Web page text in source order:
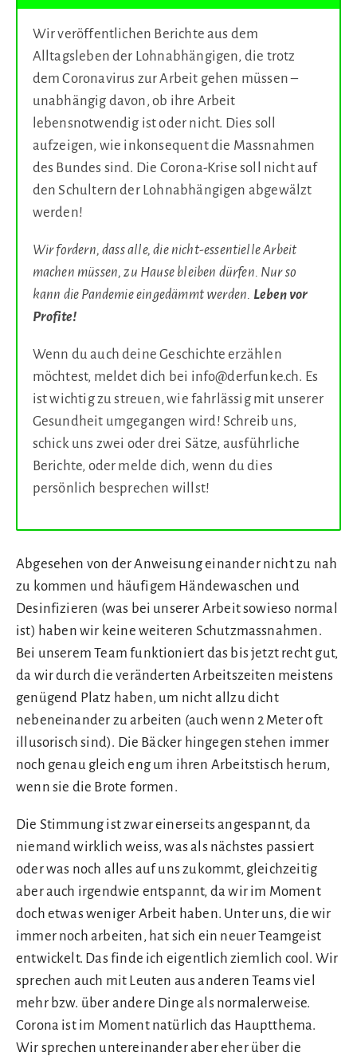
Wir veröffentlichen Berichte aus dem
Alltagsleben der Lohnabhängigen, die trotz
dem Coronavirus zur Arbeit gehen müssen –
unabhängig davon, ob ihre Arbeit
lebensnotwendig ist oder nicht. Dies soll
aufzeigen, wie inkonsequent die Massnahmen
des Bundes sind. Die Corona-Krise soll nicht auf
den Schultern der Lohnabhängigen abgewälzt
werden!
Wir fordern, dass alle, die nicht-essentielle Arbeit
machen müssen, zu Hause bleiben dürfen. Nur so
kann die Pandemie eingedämmt werden. Leben vor
Profite!
Wenn du auch deine Geschichte erzählen
möchtest, meldet dich bei info@derfunke.ch. Es
ist wichtig zu streuen, wie fahrlässig mit unserer
Gesundheit umgegangen wird! Schreib uns,
schick uns zwei oder drei Sätze, ausführliche
Berichte, oder melde dich, wenn du dies
persönlich besprechen willst!
Abgesehen von der Anweisung einander nicht zu nah
zu kommen und häufigem Händewaschen und
Desinfizieren (was bei unserer Arbeit sowieso normal
ist) haben wir keine weiteren Schutzmassnahmen.
Bei unserem Team funktioniert das bis jetzt recht gut,
da wir durch die veränderten Arbeitszeiten meistens
genügend Platz haben, um nicht allzu dicht
nebeneinander zu arbeiten (auch wenn 2 Meter oft
illusorisch sind). Die Bäcker hingegen stehen immer
noch genau gleich eng um ihren Arbeitstisch herum,
wenn sie die Brote formen.
Die Stimmung ist zwar einerseits angespannt, da
niemand wirklich weiss, was als nächstes passiert
oder was noch alles auf uns zukommt, gleichzeitig
aber auch irgendwie entspannt, da wir im Moment
doch etwas weniger Arbeit haben. Unter uns, die wir
immer noch arbeiten, hat sich ein neuer Teamgeist
entwickelt. Das finde ich eigentlich ziemlich cool. Wir
sprechen auch mit Leuten aus anderen Teams viel
mehr bzw. über andere Dinge als normalerweise.
Corona ist im Moment natürlich das Hauptthema.
Wir sprechen untereinander aber eher über die